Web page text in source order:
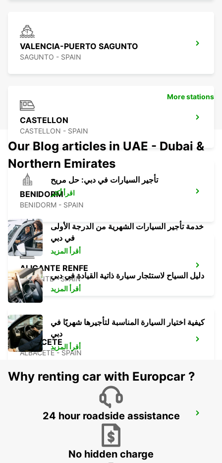
VALENCIA-PUERTO SAGUNTO
SAGUNTO - SPAIN
CASTELLON
CASTELLON - SPAIN
BENIDORM
BENIDORM - SPAIN
ALICANTE RENFE
ALICANTE - SPAIN
ALBACETE
ALBACETE - SPAIN
ALICANTE AIRPORT
More stations
Our Blog articles in UAE - Dubai &
Northern Emirates
تأجير السيارات في دبي: حل مريح
اقرأ أكثر
خدمة تأجير السيارات الشهرية من الدرجة الأولى
في دبي
أقرأ المزيد
دليل السياح لاستئجار سيارة ذاتية القيادة في دبي
أقرأ المزيد
كيفية اختيار السيارة المناسبة لتأجيرها شهريًا في
دبي
أقرأ المزيد
Why renting car with Europcar ?
24 hour roadside assistance
No hidden charge